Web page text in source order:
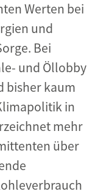
Werten bei
und
Bei
und Öllobby
bisher kaum
in
mehr
über